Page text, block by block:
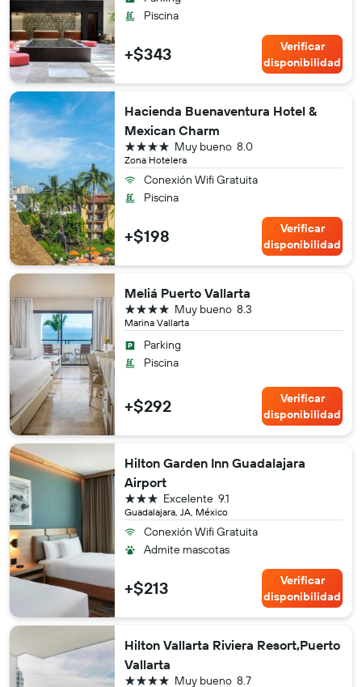
Piscina
+$343
Verificar
disponibilidad
Hacienda Buenaventura Hotel &
Mexican Charm
Zona Hotelera
8.0
Muy bueno
4 estrellas
Conexión Wifi Gratuita
Piscina
+$198
Verificar
disponibilidad
Meliá Puerto Vallarta
Marina Vallarta
8.3
Muy bueno
4 estrellas
Parking
Piscina
+$292
Verificar
disponibilidad
Hilton Garden Inn Guadalajara
Airport
Guadalajara, JA, México
9.1
Excelente
3 estrellas
Conexión Wifi Gratuita
Admite mascotas
+$213
Verificar
disponibilidad
Hilton Vallarta Riviera Resort,Puerto
Vallarta
8.7
Muy bueno
4 estrellas